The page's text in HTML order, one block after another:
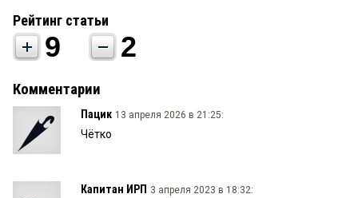
Рейтинг статьи
9 2
Комментарии
Пацик 13 апреля 2026 в 21:25:
Чётко
Капитан ИРП 3 апреля 2023 в 18:32: